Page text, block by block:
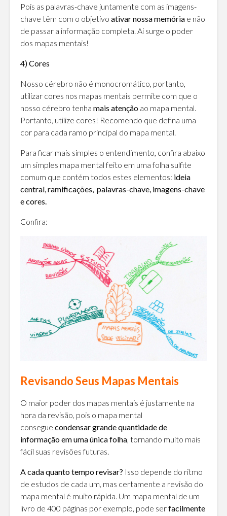
Pois as palavras-chave juntamente com as imagens-
chave têm com o objetivo ativar nossa memória e não
de passar a informação completa. Ai surge o poder
dos mapas mentais!
4) Cores
Nosso cérebro não é monocromático, portanto,
utilizar cores nos mapas mentais permite com que o
nosso cérebro tenha mais atenção ao mapa mental.
Portanto, utilize cores! Recomendo que defina uma
cor para cada ramo principal do mapa mental.
Para ficar mais simples o entendimento, confira abaixo
um simples mapa mental feito em uma folha sulfite
comum que contém todos estes elementos: ideia
central, ramificações, palavras-chave, imagens-chave
e cores.
Confira:
Revisando Seus Mapas Mentais
O maior poder dos mapas mentais é justamente na
hora da revisão, pois o mapa mental
consegue condensar grande quantidade de
informação em uma única folha , tornando muito mais
fácil suas revisões futuras.
A cada quanto tempo revisar? Isso depende do ritmo
de estudos de cada um, mas certamente a revisão do
mapa mental é muito rápida. Um mapa mental de um
livro de 400 páginas por exemplo, pode serfacilmente